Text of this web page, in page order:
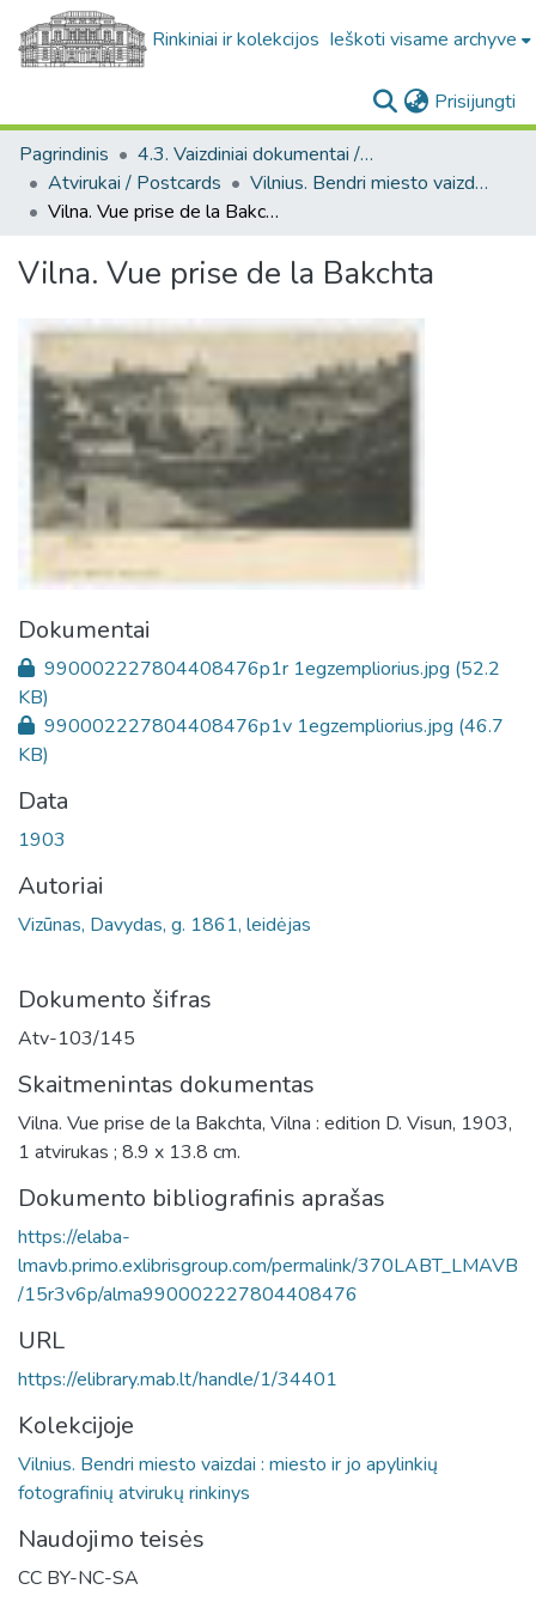
Rinkiniai ir kolekcijos Ieškoti visame archyve
Prisijungti
Pagrindinis
4.3. Vaizdiniai dokumentai / Visual documents
Atvirukai / Postcards
Vilnius. Bendri miesto vaizdai : miesto ir jo apylinkių fotografinių atvirukų rinkinys
Vilna. Vue prise de la Bakchta
Vilna. Vue prise de la Bakchta
Dokumentai
990002227804408476p1r 1egzempliorius.jpg (52.2
KB)
990002227804408476p1v 1egzempliorius.jpg (46.7
KB)
Data
1903
Autoriai
Vizūnas, Davydas, g. 1861, leidėjas
Dokumento šifras
Atv-103/145
Skaitmenintas dokumentas
Vilna. Vue prise de la Bakchta, Vilna : edition D. Visun, 1903,
1 atvirukas ; 8.9 x 13.8 cm.
Dokumento bibliografinis aprašas
https://elaba-
lmavb.primo.exlibrisgroup.com/permalink/370LABT_LMAVB
/15r3v6p/alma990002227804408476
URL
https://elibrary.mab.lt/handle/1/34401
Kolekcijoje
Vilnius. Bendri miesto vaizdai : miesto ir jo apylinkių
fotografinių atvirukų rinkinys
Naudojimo teisės
CC BY-NC-SA